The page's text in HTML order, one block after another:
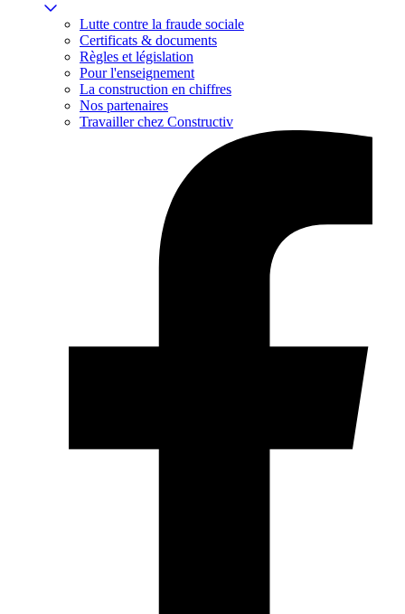
Lutte contre la fraude sociale
Certificats & documents
Règles et législation
Pour l'enseignement
La construction en chiffres
Nos partenaires
Travailler chez Constructiv